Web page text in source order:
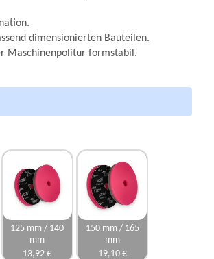
dimensionierten Bauteilen.
Maschinenpolitur formstabil.
125 mm / 140
mm
13,92 €
150 mm / 165
mm
19,10 €